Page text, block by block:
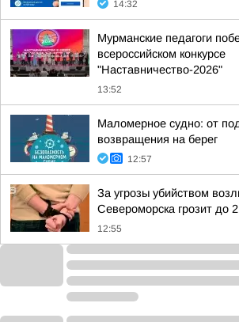
14:32
Мурманские педагоги
всероссийском конкурсе
"Наставничество-2026"
13:52
Маломерное судно: от
возвращения на берег
12:57
За угрозы убийством
Североморска грозит до
12:55